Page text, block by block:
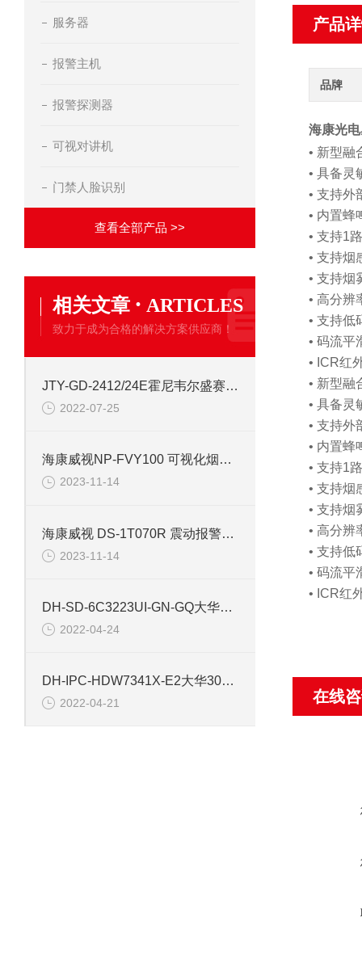
服务器
报警主机
报警探测器
可视对讲机
门禁人脸识别
查看全部产品 >>
相关文章 · ARTICLES
致力于成为合格的解决方案供应商！
JTY-GD-2412/24E霍尼韦尔盛赛尔电式烟感报警探测器
2022-07-25
海康威视NP-FVY100 可视化烟雾探测器
2023-11-14
海康威视 DS-1T070R 震动报警探测器
2023-11-14
DH-SD-6C3223UI-GN-GQ大华200万4G网络摄像机
2022-04-24
DH-IPC-HDW7341X-E2大华300万红外网络摄像机
2022-04-21
产品
品牌
海康光
• 新型融
• 具备灵
• 支持外
• 内置蜂
• 支持1
• 支持烟
• 支持烟
• 高分辨
• 支持低
• 码流平
• ICR红
• 新型融
• 具备灵
• 支持外
• 内置蜂
• 支持1
• 支持烟
• 支持烟
• 高分辨
• 支持低
• 码流平
• ICR红
在线